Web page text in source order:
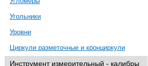
Угольники
Уровни
Циркули разметочные и кронциркули
Инструмент измерительный - калибры